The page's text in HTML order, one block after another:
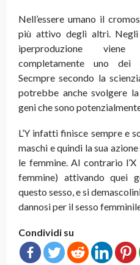
Nell’essere umano il
più attivo degli altri.
iperproduzione
completamente uno dei
Secmpre secondo la
potrebbe anche svolgere
geni che sono
L’Y infatti finisce sempre e
maschi e quindi la sua
le femmine. Al contrario
femmine) attivando quei
questo sesso, e si
dannosi per il sesso
Condividi su